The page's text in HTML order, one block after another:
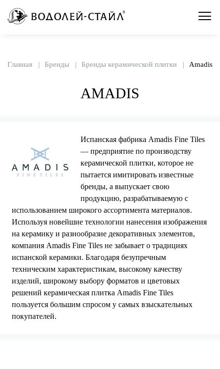
Главная Бренды Бренды керамической плитки Amadis
AMADIS
Испанская фабрика Amadis Fine Tiles
— предприятие по производству
керамической плитки, которое не
пытается имитировать известные
бренды, а выпускает свою
продукцию, разрабатываемую с
использованием широкого ассортимента материалов.
Используя новейшие технологии нанесения изображения
на керамику и разнообразие декоративных элементов,
компания Amadis Fine Tiles не забывает о традициях
испанской керамики. Благодаря безупречным
техническим характеристикам, высокому качеству
изделий, широкому выбору форматов и цветовых
решений керамическая плитка Amadis Fine Tiles
пользуется большим спросом у самых взыскательных
покупателей.